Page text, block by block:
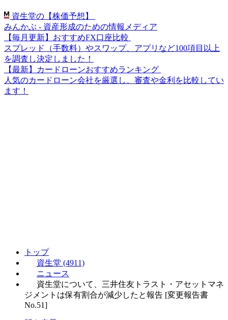
資生堂の【株価予想】
みんかぶ - 資産形成のための情報メディア
【毎月更新】おすすめFX口座比較
スプレッド（手数料）やスワップ、アプリなど100項目以上
を調査し決定しました！
【最新】カードローンおすすめランキング
人気のカードローン会社を厳選し、審査や金利を比較してい
ます！
トップ
資生堂 (4911)
ニュース
資生堂について、三井住友トラスト・アセットマネ
ジメントは保有割合が減少したと報告 [変更報告書
No.51]